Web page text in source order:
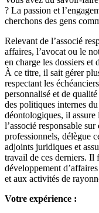
? La passion et
cherchons des gens
Relevant de l’associé
affaires, l’avocat ou le
en charge les dossiers et
À ce titre, il sait gérer
respectant les
personnalisé et de
des politiques internes
déontologiques, il assure
l’associé responsable
professionnels, délègue
adjoints juridiques et
travail de ces derniers. Il
développement
et aux activités de
Votre expérience :